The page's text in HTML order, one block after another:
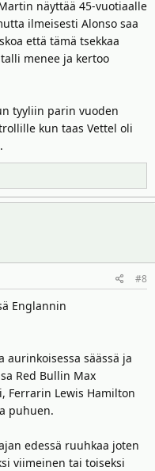
näyttää 45-vuotiaalle
ilmeisesti Alonso saa
että tämä tsekkaa
menee ja kertoo
tyyliin parin vuoden
kun taas Vettel oli
#8
Englannin
aurinkoisessa säässä ja
Red Bullin Max
Ferrarin Lewis Hamilton
puhuen.
edessä ruuhkaa joten
viimeinen tai toiseksi